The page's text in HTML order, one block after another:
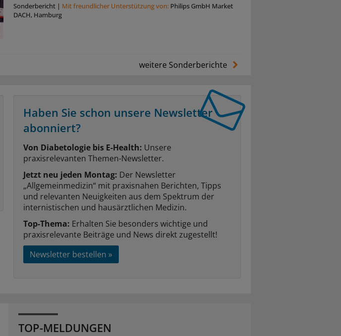
Sonderbericht | Mit freundlicher Unterstützung von: Philips GmbH Market
DACH, Hamburg
weitere Sonderberichte
Haben Sie schon unsere Newsletter
abonniert?
Von Diabetologie bis E-Health: Unsere
praxisrelevanten Themen-Newsletter.
Jetzt neu jeden Montag: Der Newsletter
„Allgemeinmedizin“ mit praxisnahen Berichten, Tipps
und relevanten Neuigkeiten aus dem Spektrum der
internistischen und hausärztlichen Medizin.
Top-Thema: Erhalten Sie besonders wichtige und
praxisrelevante Beiträge und News direkt zugestellt!
Newsletter bestellen »
TOP-MELDUNGEN